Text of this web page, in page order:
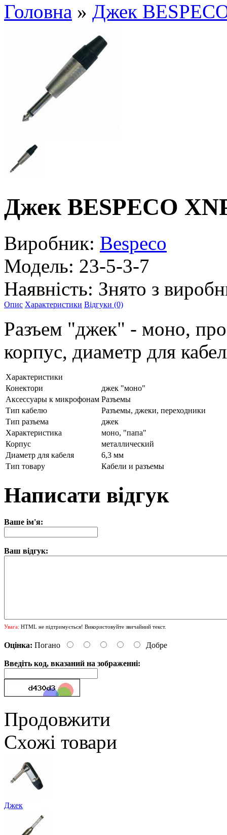
Головна » Джек
Джек BESPECO
Виробник: Bespeco
Модель: 23-5-3-7
Наявність: Знято з
Опис Характеристики Відгуки (0)
Разъем "джек" - моно,
корпус, диаметр для
Характеристики
Конектори
джек "моно"
Аксессуары к микрофонам Разъемы
Тип кабелю
Разъемы, джеки, переходники
Тип разъема
джек
Характеристика
моно, "папа"
Корпус
металлический
Диаметр для кабеля
6,3 мм
Тип товару
Кабели и разъемы
Написати відгук
Ваше ім'я:
Ваш відгук:
Увага: HTML не підтримується! Використовуйте звичайний текст.
Оцінка: Погано Добре
Введіть код, вказаний на зображенні:
Продовжити
Схожі товари
Джек